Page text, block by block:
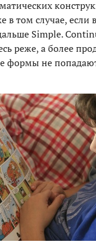
в том случае, если
Simple.
реже, а более
формы не